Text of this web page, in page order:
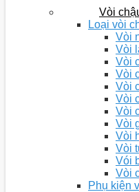
Vòi
Loại vòi
Vòi
Vòi
Vòi
Vòi
Vòi
Vòi
Vòi
Vòi
Vòi
Vòi
Vói
Vòi
Phụ kiện